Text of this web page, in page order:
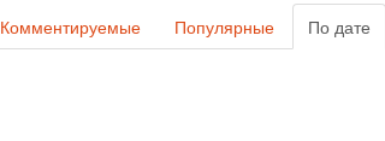
Комментируемые Популярные По дате